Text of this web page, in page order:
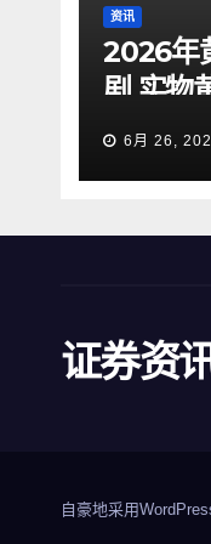
资讯
2026年
剧 实物
才靠谱
6月 26,
证券资
自豪地采用